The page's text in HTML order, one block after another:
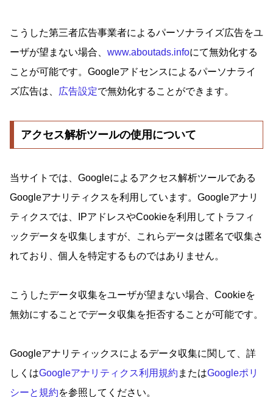
こうした第三者広告事業者によるパーソナライズ広告をユ
ーザが望まない場合、 www.aboutads.infoにて無効化する
ことが可能です。Googleアドセンスによるパーソナライ
ズ広告は、
広告設定で無効化することができます。
アクセス解析ツールの使用について
当サイトでは、Googleによるアクセス解析ツールである
Googleアナリティクスを利用しています。Googleアナリ
ティクスでは、IPアドレスやCookieを利用してトラフィ
ックデータを収集しますが、これらデータは匿名で収集さ
れており、個人を特定するものではありません。
こうしたデータ収集をユーザが望まない場合、Cookieを
無効にすることでデータ収集を拒否することが可能です。
Googleアナリティックスによるデータ収集に関して、詳
しくはGoogleアナリティクス利用規約 またはGoogleポリ
シーと規約を参照してください。